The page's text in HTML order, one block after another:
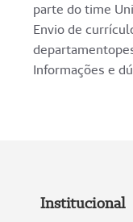
parte do time
Envio de
Informações e
Institucional